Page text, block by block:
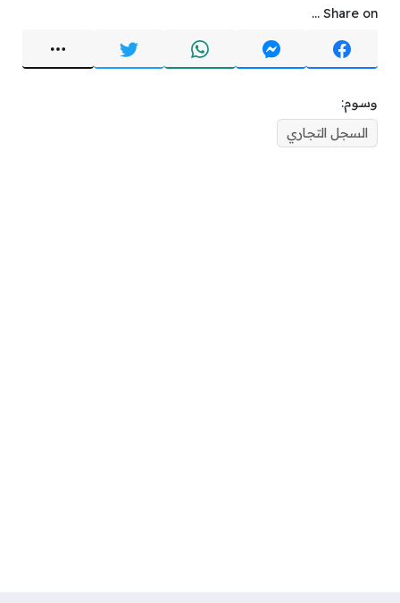
Share on ...
وسوم:
السجل التجاري